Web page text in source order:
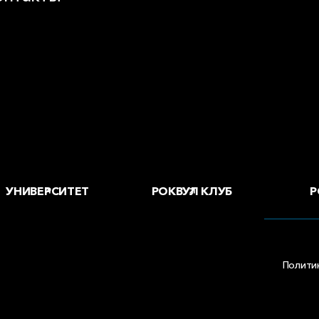
УНИВЕРСИТЕТ РОКВУЛ КЛУБ